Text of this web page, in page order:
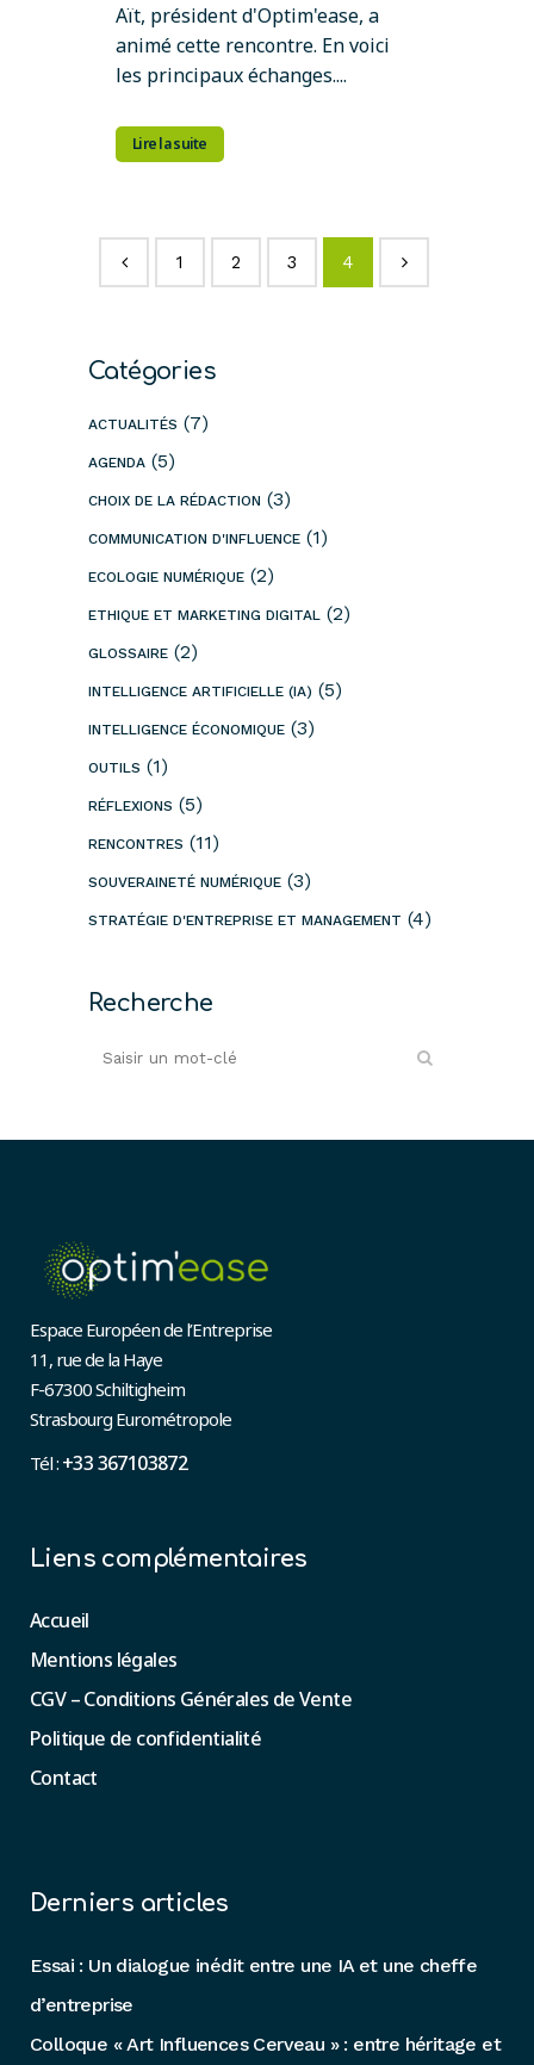
Aït, président d'Optim'ease, a
animé cette rencontre. En voici
les principaux échanges....
Lire la suite
1 2 3 4
Catégories
ACTUALITÉS (7)
AGENDA (5)
CHOIX DE LA RÉDACTION (3)
COMMUNICATION D'INFLUENCE (1)
ECOLOGIE NUMÉRIQUE (2)
ETHIQUE ET MARKETING DIGITAL (2)
GLOSSAIRE (2)
INTELLIGENCE ARTIFICIELLE (IA) (5)
INTELLIGENCE ÉCONOMIQUE (3)
OUTILS (1)
RÉFLEXIONS (5)
RENCONTRES (11)
SOUVERAINETÉ NUMÉRIQUE (3)
STRATÉGIE D'ENTREPRISE ET MANAGEMENT (4)
Recherche
Espace Européen de l’Entreprise
11, rue de la Haye
F-67300 Schiltigheim
Strasbourg Eurométropole
Tél : +33 367103872
Liens complémentaires
Accueil
Mentions légales
CGV – Conditions Générales de Vente
Politique de confidentialité
Contact
Derniers articles
Essai : Un dialogue inédit entre une IA et une cheffe
d’entreprise
Colloque « Art Influences Cerveau » : entre héritage et